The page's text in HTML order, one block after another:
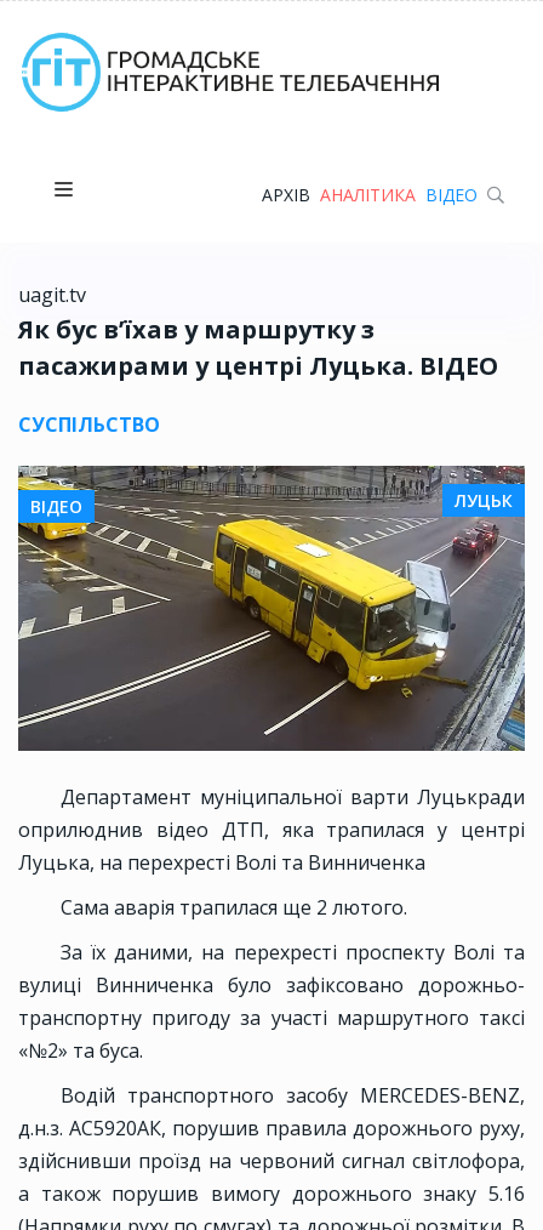
АРХІВ АНАЛІТИКА ВІДЕО
uagit.tv
Як бус в’їхав у маршрутку з
пасажирами у центрі Луцька. ВІДЕО
СУСПІЛЬСТВО
ВІДЕО ЛУЦЬК
Департамент муніципальної варти Луцькради
оприлюднив відео ДТП, яка трапилася у центрі
Луцька, на перехресті Волі та Винниченка
Сама аварія трапилася ще 2 лютого.
За їх даними, на перехресті проспекту Волі та
вулиці Винниченка було зафіксовано дорожньо-
транспортну пригоду за участі маршрутного таксі
«№2» та буса.
Водій транспортного засобу MERCEDES-BENZ,
д.н.з. АС5920АК, порушив правила дорожнього руху,
здійснивши проїзд на червоний сигнал світлофора,
а також порушив вимогу дорожнього знаку 5.16